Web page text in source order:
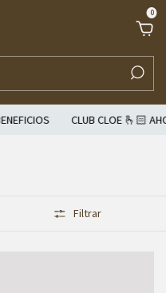
0
CLUB CLOE 🫰🏻 AHORA TUS
Filtrar